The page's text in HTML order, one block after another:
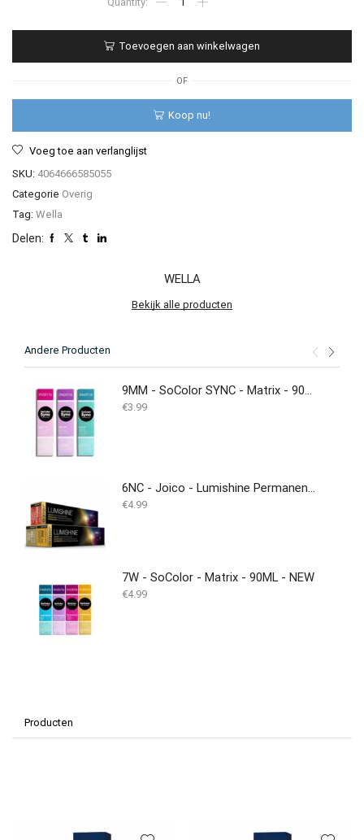
–
Koleston
Perfect
60ml
Toevoegen aan winkelwagen
OF
Koop nu!
Voeg toe aan verlanglijst
SKU: 4064666585055
Categorie Overig
Tag: Wella
Delen:
WELLA
Bekijk alle producten
Andere Producten
9MM - SoColor SYNC - Matrix - 90ML - NEW
€3.99
6NC - Joico - Lumishine Permanent Crème - 74 ml
€4.99
7W - SoColor - Matrix - 90ML - NEW
€4.99
Producten